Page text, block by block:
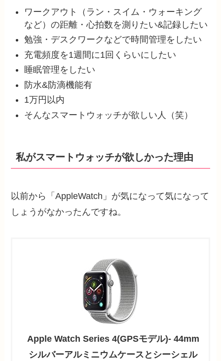
ワークアウト（ラン・スイム・ウォーキング
など）の距離・心拍数を測りたい&記録したい
勉強・デスクワークなどで時間管理をしたい
充電頻度を1週間に1回くらいにしたい
睡眠管理をしたい
防水&防滴機能有
1万円以内
そんなスマートウォッチが欲しい人（笑）
私がスマートウォッチが欲しかった理由
以前から「AppleWatch」が気になって気になって
しょうがなかったんですね。
Apple Watch Series 4(GPSモデル)- 44mm
シルバーアルミニウムケースとシーシェル